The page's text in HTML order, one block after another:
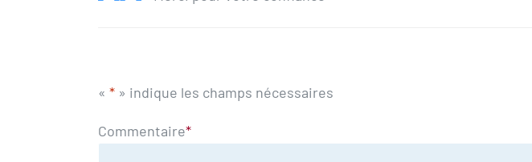
« * » indique les champs nécessaires
Commentaire*